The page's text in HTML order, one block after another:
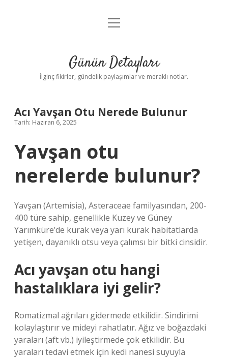
Gizlilik Politikası
Yasal Uyarı
menüyü
Günün Detayları
İlginç fikirler, gündelik paylaşımlar ve meraklı notlar.
Acı Yavşan Otu Nerede Bulunur
Tarih: Haziran 6, 2025
Yavşan otu
nerelerde bulunur?
Yavşan (Artemisia), Asteraceae familyasından, 200-
400 türe sahip, genellikle Kuzey ve Güney
Yarımküre’de kurak veya yarı kurak habitatlarda
yetişen, dayanıklı otsu veya çalımsı bir bitki cinsidir.
Acı yavşan otu hangi
hastalıklara iyi gelir?
Romatizmal ağrıları gidermede etkilidir. Sindirimi
kolaylaştırır ve mideyi rahatlatır. Ağız ve boğazdaki
yaraları (aft vb.) iyileştirmede çok etkilidir. Bu
yaraları tedavi etmek için kedi nanesi suyuyla